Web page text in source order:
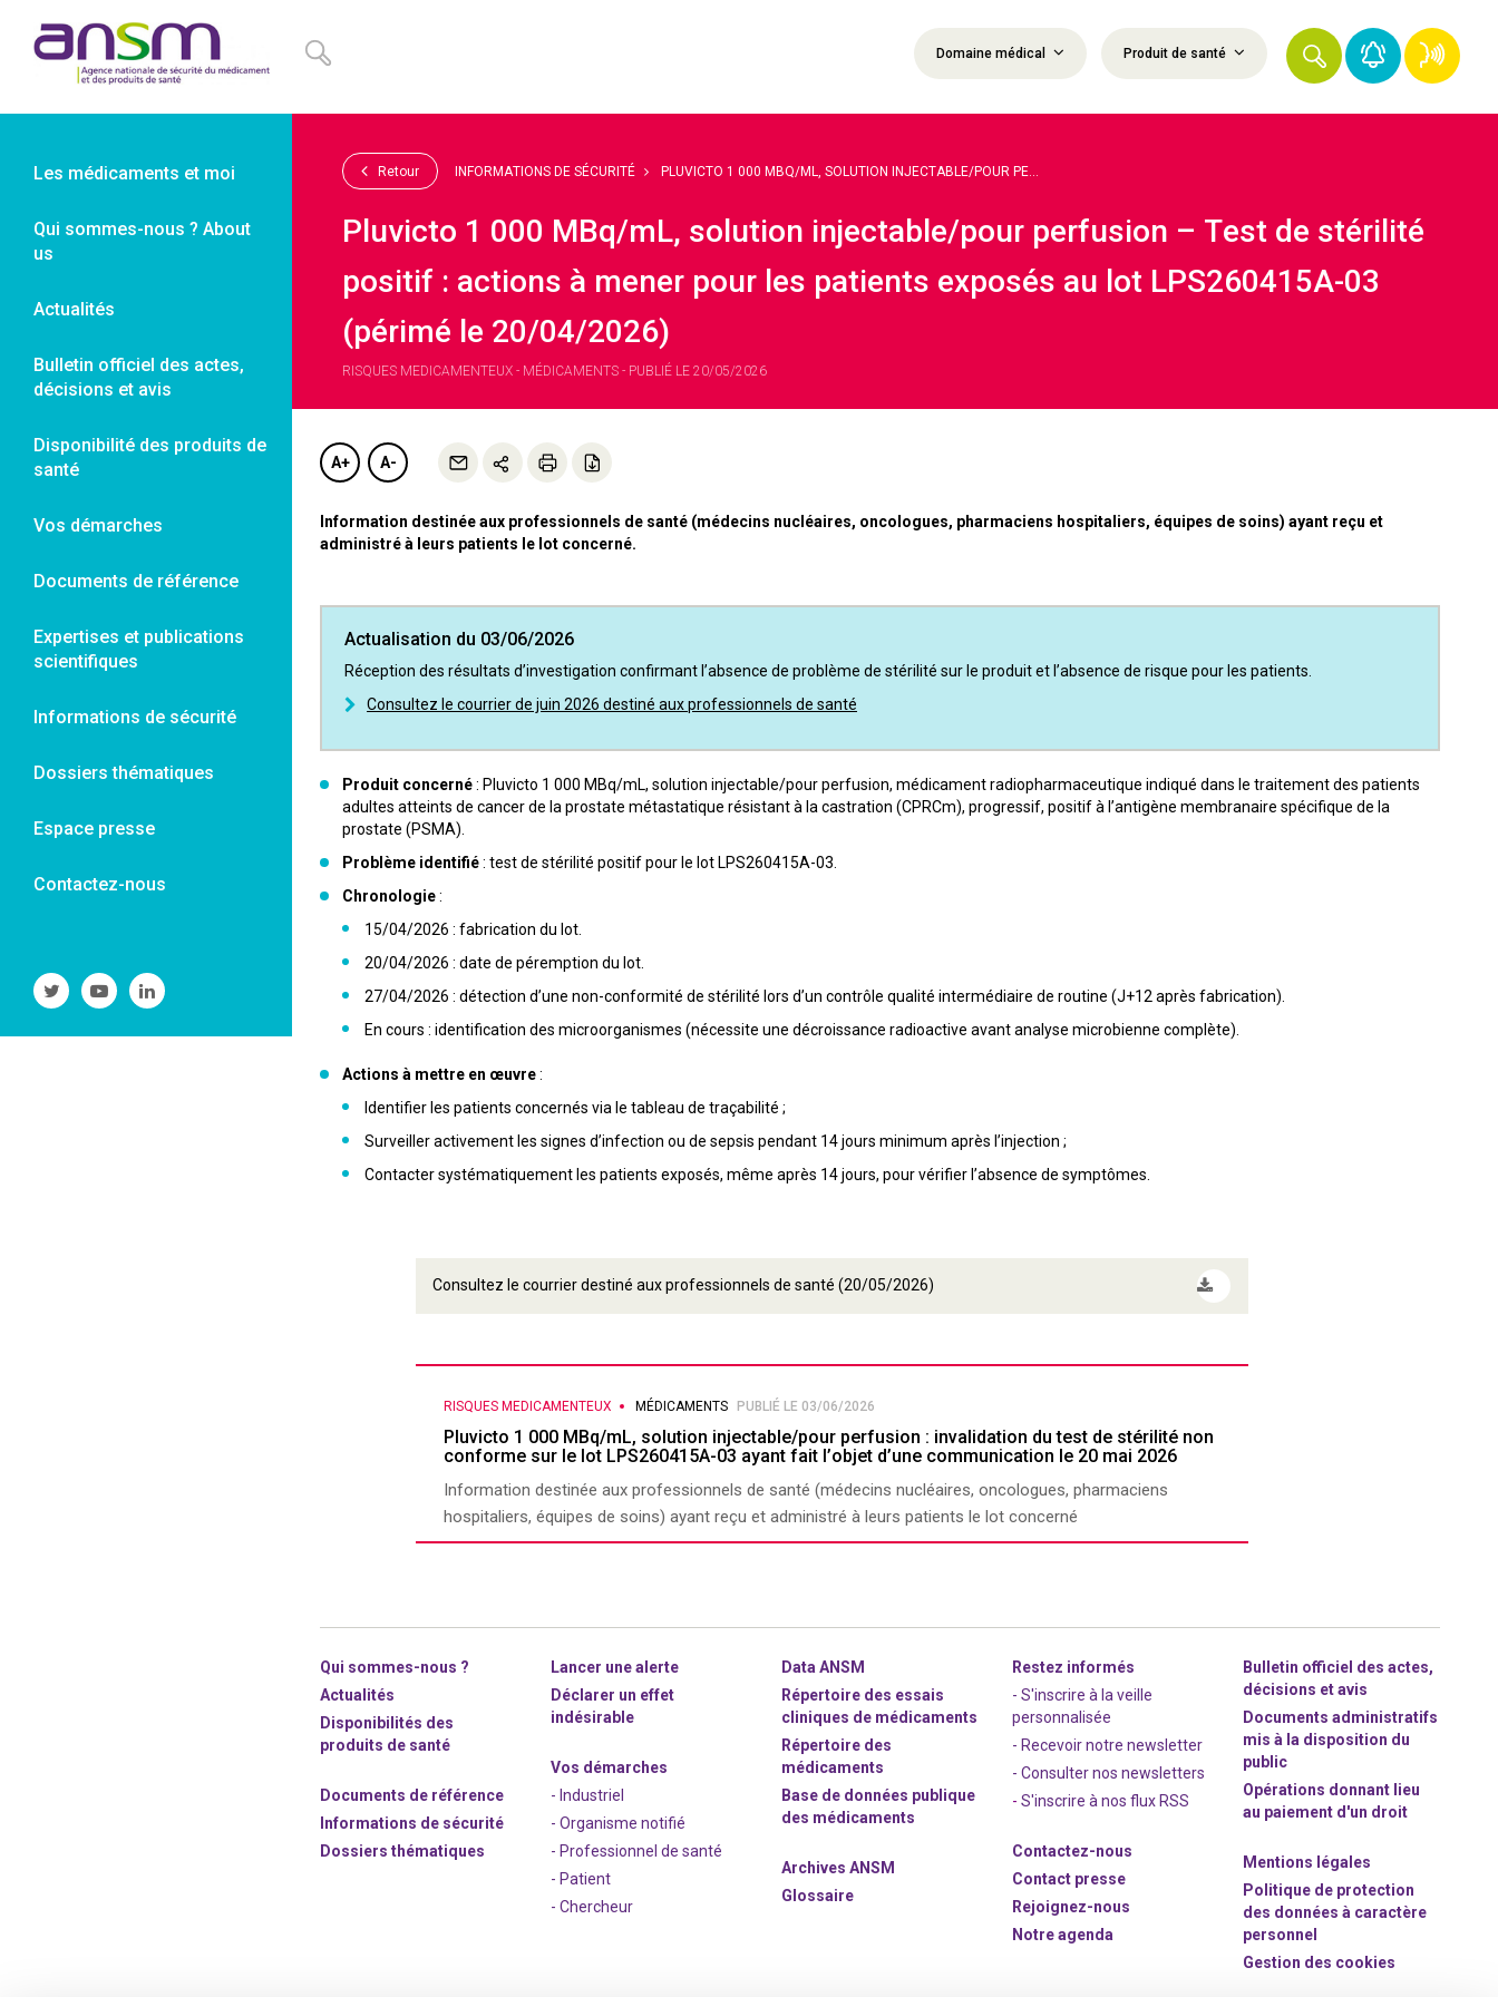
Domaine médical Produit de santé
Les médicaments et moi
Qui sommes-nous ? About
us
Actualités
Bulletin officiel des actes,
décisions et avis
Disponibilité des produits de
santé
Vos démarches
Documents de référence
Expertises et publications
scientifiques
Informations de sécurité
Dossiers thématiques
Espace presse
Contactez-nous
Suivre
l'ANSM
Twitter
Suivre
l'ANSM
Youtube
Suivre
l'ANSM
Linkedin
Retour INFORMATIONS DE SÉCURITÉ PLUVICTO 1 000 MBQ/ML, SOLUTION INJECTABLE/POUR PE...
Pluvicto 1 000 MBq/mL, solution injectable/pour perfusion – Test de stérilité
positif : actions à mener pour les patients exposés au lot LPS260415A-03
(périmé le 20/04/2026)
RISQUES MEDICAMENTEUX - MÉDICAMENTS - PUBLIÉ LE 20/05/2026
A+ A-
Information destinée aux professionnels de santé (médecins nucléaires, oncologues, pharmaciens hospitaliers, équipes de soins) ayant reçu et
administré à leurs patients le lot concerné.
Actualisation du 03/06/2026
Réception des résultats d’investigation confirmant l’absence de problème de stérilité sur le produit et l’absence de risque pour les patients.
Consultez le courrier de juin 2026 destiné aux professionnels de santé
Produit concerné: Pluvicto 1 000 MBq/mL, solution injectable/pour perfusion, médicament radiopharmaceutique indiqué dans le traitement des patients
adultes atteints de cancer de la prostate métastatique résistant à la castration (CPRCm), progressif, positif à l’antigène membranaire spécifique de la
prostate (PSMA).
Problème identifié: test de stérilité positif pour le lot LPS260415A-03.
Chronologie:
15/04/2026 : fabrication du lot.
20/04/2026 : date de péremption du lot.
27/04/2026 : détection d’une non-conformité de stérilité lors d’un contrôle qualité intermédiaire de routine (J+12 après fabrication).
En cours : identification des microorganismes (nécessite une décroissance radioactive avant analyse microbienne complète).
Actions à mettre en œuvre:
Identifier les patients concernés via le tableau de traçabilité ;
Surveiller activement les signes d’infection ou de sepsis pendant 14 jours minimum après l’injection ;
Contacter systématiquement les patients exposés, même après 14 jours, pour vérifier l’absence de symptômes.
Consultez le courrier destiné aux professionnels de santé (20/05/2026)
RISQUES MEDICAMENTEUX MÉDICAMENTS PUBLIÉ LE 03/06/2026
Pluvicto 1 000 MBq/mL, solution injectable/pour perfusion : invalidation du test de stérilité non
conforme sur le lot LPS260415A-03 ayant fait l’objet d’une communication le 20 mai 2026
Information destinée aux professionnels de santé (médecins nucléaires, oncologues, pharmaciens
hospitaliers, équipes de soins) ayant reçu et administré à leurs patients le lot concerné
Qui sommes-nous ?
Actualités
Disponibilités des
produits de santé
Documents de référence
Informations de sécurité
Dossiers thématiques
Lancer une alerte
Déclarer un effet
indésirable
Vos démarches
- Industriel
- Organisme notifié
- Professionnel de santé
- Patient
- Chercheur
Data ANSM
Répertoire des essais
cliniques de médicaments
Répertoire des
médicaments
Base de données publique
des médicaments
Archives ANSM
Glossaire
Restez informés
- S'inscrire à la veille
personnalisée
- Recevoir notre newsletter
- Consulter nos newsletters
-S'inscrire à nos flux RSS
Contactez-nous
Contact presse
Rejoignez-nous
Notre agenda
Bulletin officiel des actes,
décisions et avis
Documents administratifs
mis à la disposition du
public
Opérations donnant lieu
au paiement d'un droit
Mentions légales
Politique de protection
des données à caractère
personnel
Gestion des cookies